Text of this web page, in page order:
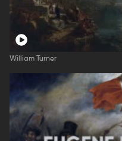
William Turner